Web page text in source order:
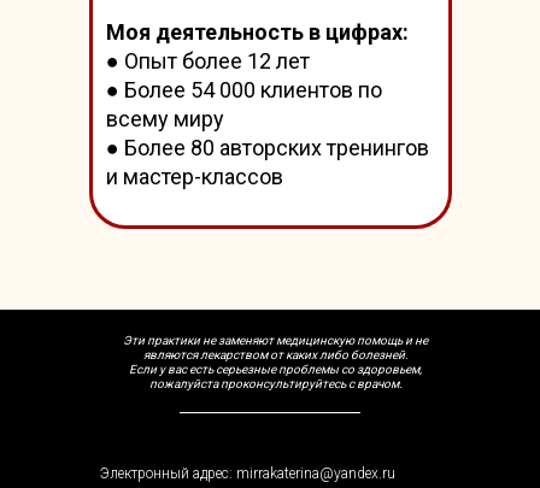
Моя деятельность в цифрах:
● Опыт более 12 лет
● Более 54 000 клиентов по
всему миру
● Более 80 авторских тренингов
и мастер-классов
Эти практики не заменяют медицинскую помощь и не
являются лекарством от каких либо болезней.
Если у вас есть серьезные проблемы со здоровьем,
пожалуйста проконсультируйтесь с врачом.
Электронный адрес: mirrakaterina@yandex.ru